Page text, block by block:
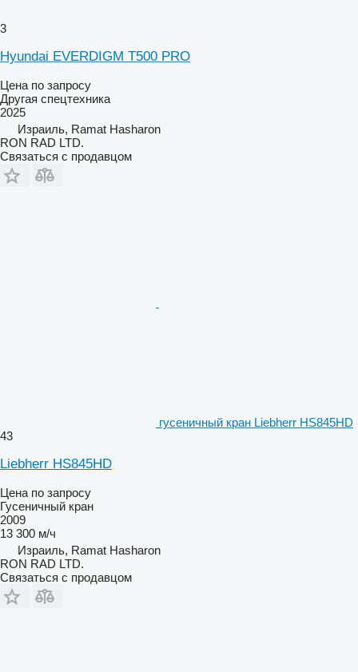
3
Hyundai EVERDIGM T500 PRO
Цена по запросу
Другая спецтехника
2025
Израиль, Ramat Hasharon
RON RAD LTD.
Связаться с продавцом
гусеничный кран Liebherr HS845HD
43
Liebherr HS845HD
Цена по запросу
Гусеничный кран
2009
13 300 м/ч
Израиль, Ramat Hasharon
RON RAD LTD.
Связаться с продавцом